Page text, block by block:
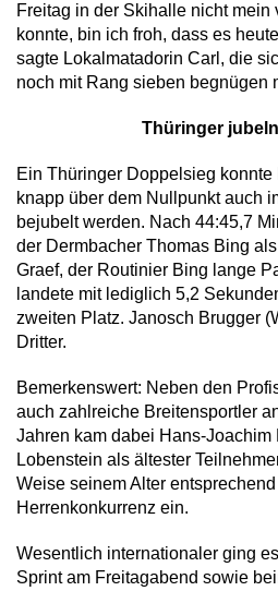
Freitag in der Skihalle nicht mein
konnte, bin ich froh, dass es
sagte Lokalmatadorin Carl, die
noch mit Rang sieben begnügen
Thüringer
Ein Thüringer Doppelsieg konnte
knapp über dem Nullpunkt auch
bejubelt werden. Nach 44:45,7
der Dermbacher Thomas Bing
Graef, der Routinier Bing lange
landete mit lediglich 5,2
zweiten Platz. Janosch Brugger
Dritter.
Bemerkenswert: Neben den
auch zahlreiche Breitensportler
Jahren kam dabei Hans-Joachim
Lobenstein als ältester
Weise seinem Alter
Herrenkonkurrenz ein.
Wesentlich internationaler ging
Sprint am Freitagabend sowie